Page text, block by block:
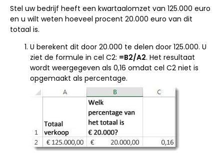
Stel uw bedrijf heeft een kwartaalomzet van 125.000 euro
en u wilt weten hoeveel procent 20.000 euro van dit
totaal is.
U berekent dit door 20.000 te delen door 125.000. U
ziet de formule in cel C2: =B2/A2. Het resultaat
wordt weergegeven als 0,16 omdat cel C2 niet is
opgemaakt als percentage.